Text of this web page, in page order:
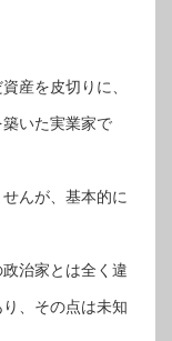
産を皮切りに、
いた実業家で
んが、基本的に
治家とは全く違
、その点は未知